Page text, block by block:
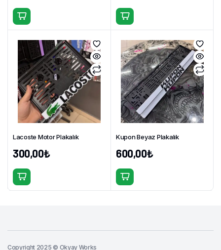
Lacoste Motor Plakalık
300,00₺
Kupon Beyaz Plakalık
600,00₺
Copyright 2025 © Okyay Works